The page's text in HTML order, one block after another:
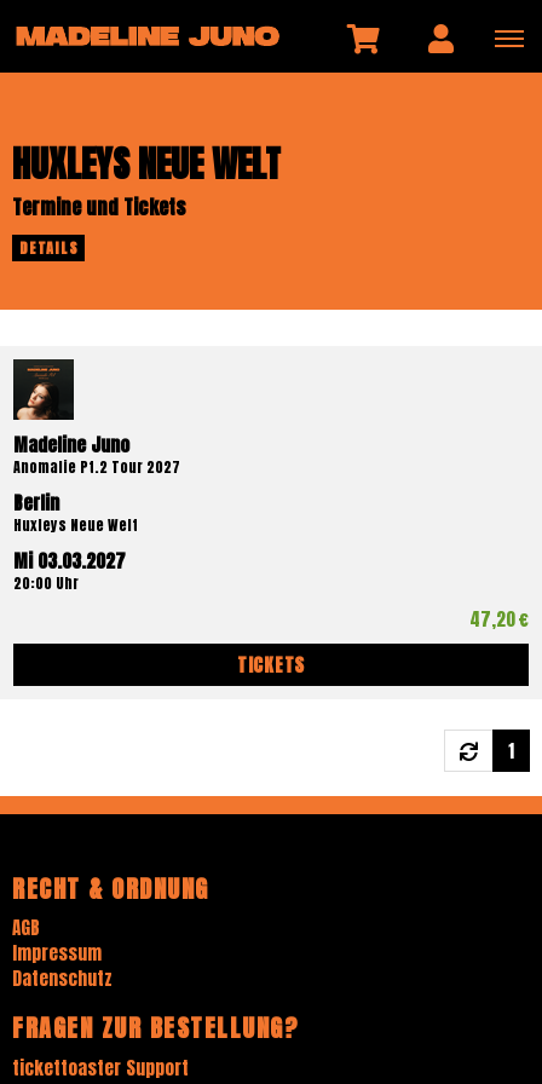
HUXLEYS NEUE WELT
Termine und Tickets
DETAILS
Madeline Juno
Anomalie Pt.2 Tour 2027
Berlin
Huxleys Neue Welt
Mi 03.03.2027
20:00 Uhr
47,20 €
TICKETS
1
RECHT & ORDNUNG
AGB
Impressum
Datenschutz
FRAGEN ZUR BESTELLUNG?
tickettoaster Support